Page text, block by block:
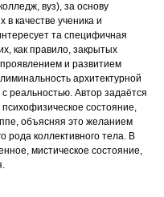
вуз), за основу
качестве ученика и
та специфичная
как правило, закрытых
и развитием
архитектурной
Автор задаётся
состояние,
объясняя это желанием
рода коллективного тела. В
мистическое состояние,